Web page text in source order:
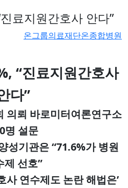
료지원간호사 안다”
온그룹의료재단온종합병원
“진료지원간호사
다”
의뢰 바로미터여론연구소
명 설문
성기관은 “71.6%가 병원
제 선호”
사 연수제도 논란 해법은’